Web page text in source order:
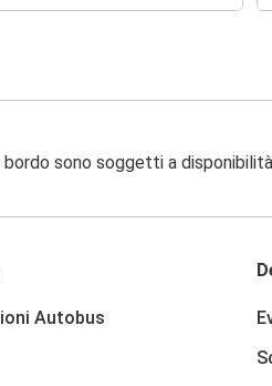
bordo sono soggetti a disponibilità
Autobus